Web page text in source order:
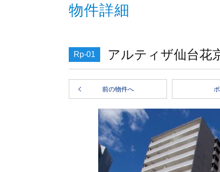
物件詳細
Rp-01 アルティザ仙台花
前の物件へ